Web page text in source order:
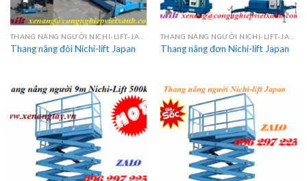
Thang nâng đôi Nichi-lift Japan Thang nâng đơn Nichi-lift Japan